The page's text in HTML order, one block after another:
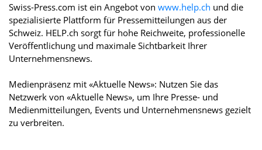
Swiss-Press.com ist ein Angebot von www.help.ch und die
spezialisierte Plattform für Pressemitteilungen aus der
Schweiz. HELP.ch sorgt für hohe Reichweite, professionelle
Veröffentlichung und maximale Sichtbarkeit Ihrer
Unternehmensnews.
Medienpräsenz mit «Aktuelle News»: Nutzen Sie das
Netzwerk von «Aktuelle News», um Ihre Presse- und
Medienmitteilungen, Events und Unternehmensnews gezielt
zu verbreiten.